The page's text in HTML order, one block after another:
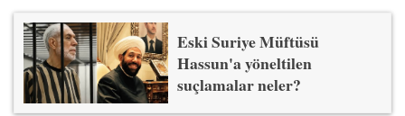
Eski Suriye Müftüsü
Hassun'a yöneltilen
suçlamalar neler?